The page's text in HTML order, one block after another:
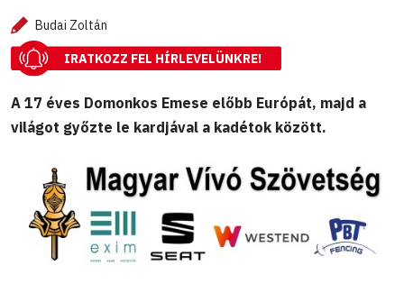
Budai Zoltán
IRATKOZZ FEL HÍRLEVELÜNKRE!
A 17 éves Domonkos Emese előbb Európát, majd a
világot győzte le kardjával a kadétok között.